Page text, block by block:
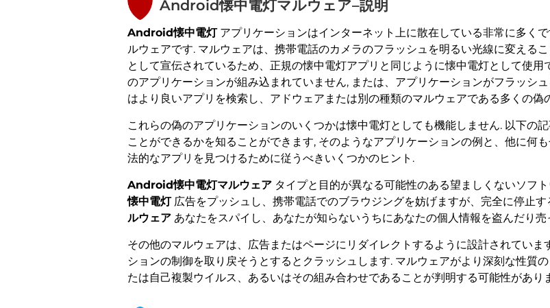
Android懐中電灯マルウェア–説明
Android懐中電灯アプリケーションはインターネット上に散在している非常に多く
ルウェアです. マルウェアは、携帯電話のカメラのフラッシュを明るい光線に変える
として宣伝されているため、正規の懐中電灯アプリと同じように懐中電灯として使
のアプリケーションが組み込まれていません, または、アプリケーションがフラッシ
はより良いアプリを検索し、アドウェアまたは別の種類のマルウェアである多くの偽
これらの偽のアプリケーションのいくつかは懐中電灯としても機能しません. 以下の
ことができるかを知ることができます, そのようなアプリケーションの例と、他に何
法的なアプリを見つけるために従うべきいくつかのヒント.
Android懐中電灯マルウェア タイプと目的が異なる可能性のある望ましくないソフ
懐中電灯広告をプッシュし、携帯電話でのブラウジングを妨げますが、完全に停止
ルウェア あなたをスパイし、あなたが知らないうちにあなたの個人情報を盗んだり売
その他のマルウェアは、広告またはページにリダイレクトするように設計されてい
ションの制御を取り戻そうとするとクラッシュします. マルウェアがより深刻な性質
たは自己複製ウイルス、あるいはその組み合わせであることが判明する可能性があり